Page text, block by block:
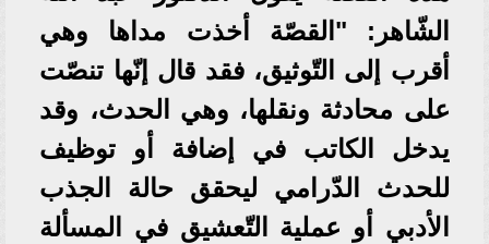
الشّاهر: "القصّة أخذت مداها وهي
أقرب إلى التّوثيق، فقد قال إنّها تنصّت
على محادثة ونقلها، وهي الحدث، وقد
يدخل الكاتب في إضافة أو توظيف
للحدث الدّرامي ليحقق حالة الجذب
الأدبي أو عملية التّعشيق في المسألة